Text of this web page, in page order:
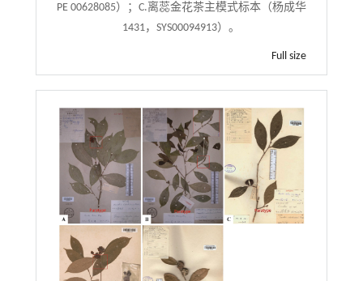
PE 00628085）；C.离蕊金花茶主模式标本（杨成华
1431，SYS00094913）。
Full size